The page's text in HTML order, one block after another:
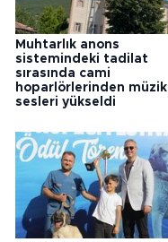
Muhtarlık anons
sistemindeki tadilat
sırasında cami
hoparlörlerinden müzik
sesleri yükseldi